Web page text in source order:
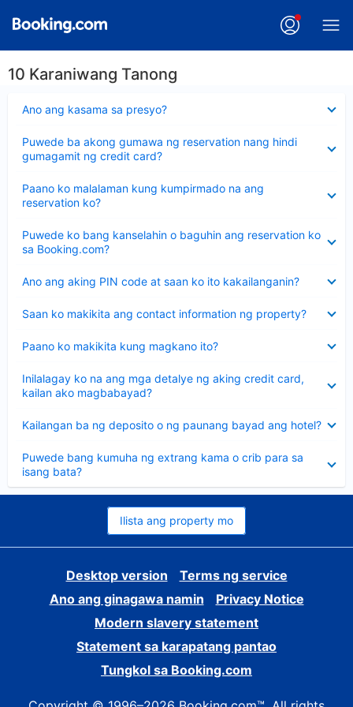
10 Karaniwang Tanong
Ano ang kasama sa presyo?
ang
Puwede ba akong gumawa ng reservation nang hindi
gumagamit ng credit card?
ang
sagot
Paano ko malalaman kung kumpirmado na ang
reservation ko?
ang
sagot
Puwede ko bang kanselahin o baguhin ang reservation ko
sa Booking.com?
ang
sagot
Ano ang aking PIN code at saan ko ito kakailanganin?
ang
Saan ko makikita ang contact information ng property?
ang
Paano ko makikita kung magkano ito?
ang
Inilalagay ko na ang mga detalye ng aking credit card,
kailan ako magbabayad?
ang
sagot
Kailangan ba ng deposito o ng paunang bayad ang hotel?
ang
Puwede bang kumuha ng extrang kama o crib para sa
isang bata?
ang
sagot
Ilista ang property mo
Desktop version
Terms ng service
Ano ang ginagawa namin
Privacy Notice
Modern slavery statement
Statement sa karapatang pantao
Tungkol sa Booking.com